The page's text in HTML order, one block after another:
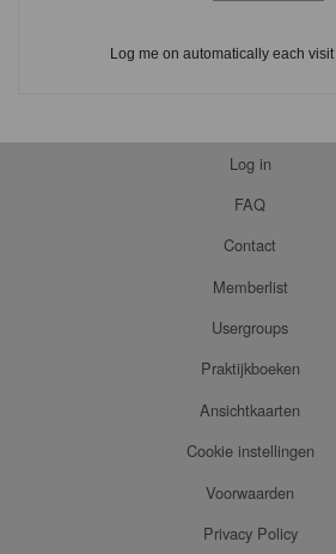
Log me on automatically each visit
Log in
FAQ
Contact
Memberlist
Usergroups
Praktijkboeken
Ansichtkaarten
Cookie instellingen
Voorwaarden
Privacy Policy